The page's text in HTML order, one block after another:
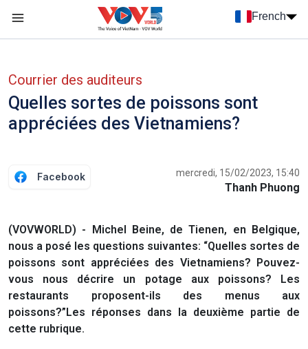
French
Courrier des auditeurs
Quelles sortes de poissons sont
appréciées des Vietnamiens?
Facebook mercredi, 15/02/2023, 15:40
Thanh Phuong
(VOVWORLD) - Michel Beine, de Tienen, en Belgique,
nous a posé les questions suivantes: “Quelles sortes de
poissons sont appréciées des Vietnamiens? Pouvez-
vous nous décrire un potage aux poissons? Les
restaurants proposent-ils des menus aux
poissons?”Les réponses dans la deuxième partie de
cette rubrique.